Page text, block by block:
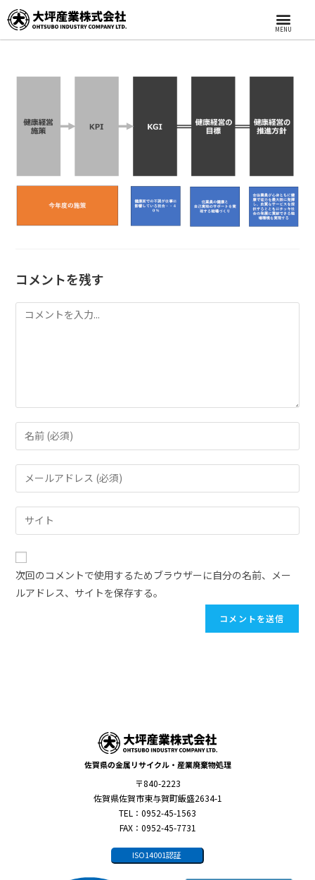
MENU
コメントを残す
次回のコメントで使用するためブラウザーに自分の名前、メー
ルアドレス、サイトを保存する。
佐賀県の金属リサイクル・産業廃棄物処理
〒840-2223
佐賀県佐賀市東与賀町飯盛2634-1
TEL：0952-45-1563
FAX：0952-45-7731
ISO14001認証